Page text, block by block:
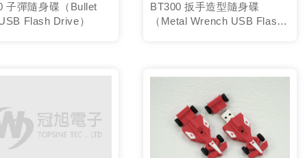
子彈隨身碟（Bullet
Flash Drive）
BT300 扳手造型隨身碟
（Metal Wrench USB Flash